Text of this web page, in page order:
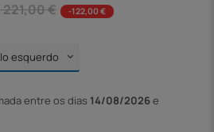
221,00 €
-122,00 €
entre os dias 14/08/2026e